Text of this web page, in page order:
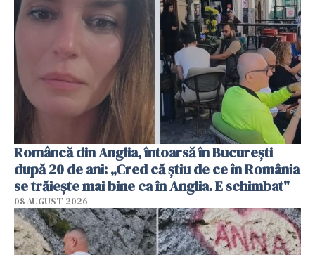
Româncă din Anglia, întoarsă în București
după 20 de ani: „Cred că știu de ce în România
se trăiește mai bine ca în Anglia. E schimbat"
08 AUGUST 2026